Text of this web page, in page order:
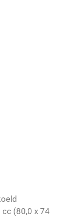
(80,0 x 74